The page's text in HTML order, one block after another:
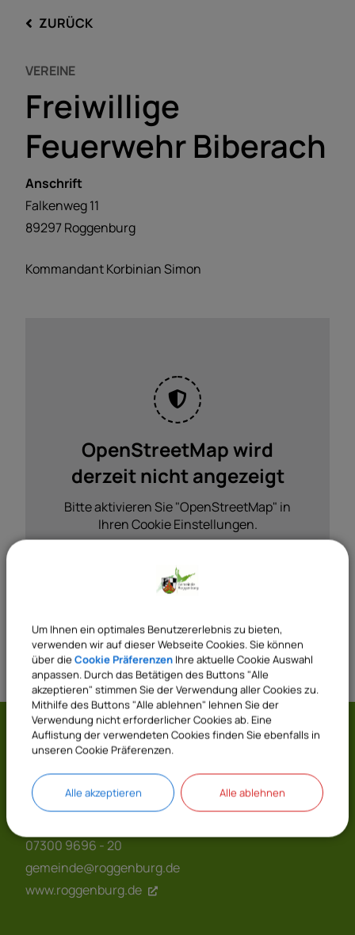
ZURÜCK
VEREINE
Freiwillige
Feuerwehr Biberach
Kommandant Korbinian Simon
Anschrift
Falkenweg11
89297Roggenburg
OpenStreetMap wird
derzeit nicht angezeigt
Bitte aktivieren Sie "OpenStreetMap" in
Ihren Cookie Einstellungen.
Gemeinde Roggenburg
Prälatenhof 2
89297 Roggenburg
07300 9696 - 20
gemeinde@roggenburg.de
www.roggenburg.de
Um Ihnen ein optimales Benutzererlebnis zu bieten,
verwenden wir auf dieser Webseite Cookies. Sie können
über die Cookie Präferenzen Ihre aktuelle Cookie Auswahl
anpassen. Durch das Betätigen des Buttons "Alle
akzeptieren" stimmen Sie der Verwendung aller Cookies zu.
Mithilfe des Buttons "Alle ablehnen" lehnen Sie der
Verwendung nicht erforderlicher Cookies ab. Eine
Auflistung der verwendeten Cookies finden Sie ebenfalls in
unseren Cookie Präferenzen.
Alle akzeptieren Alle ablehnen